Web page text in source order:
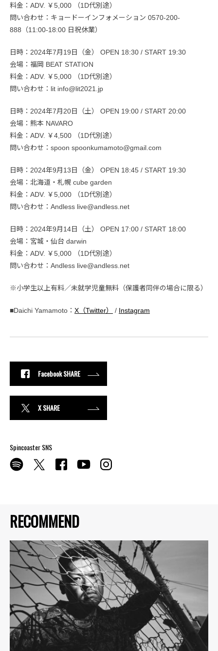
RECOMMEND
料金：ADV. ￥5,000 （1D代別途）
問い合わせ：キョードーインフォメーション 0570-200-
888（11:00-18:00 日祝休業）
日時：2024年7月19日（金） OPEN 18:30 / START 19:30
会場：福岡 BEAT STATION
料金：ADV. ￥5,000 （1D代別途）
問い合わせ：lit info@lit2021.jp
日時：2024年7月20日（土） OPEN 19:00 / START 20:00
会場：熊本 NAVARO
料金：ADV. ￥4,500 （1D代別途）
問い合わせ：spoon spoonkumamoto@gmail.com
日時：2024年9月13日（金） OPEN 18:45 / START 19:30
会場：北海道・札幌 cube garden
料金：ADV. ￥5,000 （1D代別途）
問い合わせ：Andless live@andless.net
日時：2024年9月14日（土） OPEN 17:00 / START 18:00
会場：宮城・仙台 darwin
料金：ADV. ￥5,000 （1D代別途）
問い合わせ：Andless live@andless.net
※小学生以上有料／未就学児童無料（保護者同伴の場合に限る）
■Daichi Yamamoto： X（Twitter） / Instagram
Facebook SHARE
X SHARE
Spincoaster SNS